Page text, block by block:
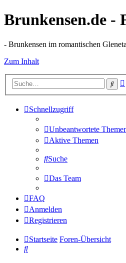
Brunkensen.de -
- Brunkensen im romantischen
Zum Inhalt
Schnellzugriff
Unbeantwortete
Aktive Themen
Suche
Das Team
FAQ
Anmelden
Registrieren
Startseite Foren-Übersicht
Suche